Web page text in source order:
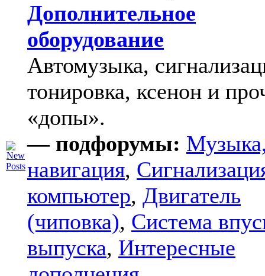
Дополнительное
оборудование
Автомузыка,
тонировка, ксенон и
«допы».
— подфорумы:
навигация,
компьютер, Двигатель
(чиповка), Система
выпуска, Интересные